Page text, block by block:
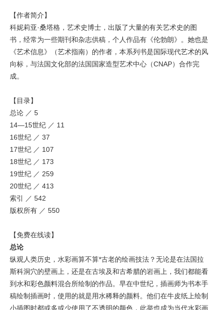
【作者简介】
科妮莉亚·桑塔格，艺术史博士，出版了大量的有关艺术史的图
书，经常为一些期刊和杂志供稿，个人作品有《伦勃朗》。她也是
《艺术信息》（艺术指南）的作者，本系列书是国际现代艺术的风
向标，与法国文化部的法国国家造型艺术中心（CNAP）合作完
成。
【目录】
总论 ／ 5
14—15世纪 ／ 11
16世纪 ／ 37
17世纪 ／ 107
18世纪 ／ 173
19世纪 ／ 259
20世纪 ／ 413
索引 ／ 542
版权所有 ／ 550
【免费在线读】
总论
纵观人类历史，水彩画算不算*古老的绘画技法？无论是在法国拉
斯科洞穴的壁画上，还是在古埃及和古希腊的岩画上，我们都能看
到水和彩色颜料混合所绘制的作品。早在中世纪，插画师为书本手
稿绘制插画时，使用的就是用水稀释的颜料。他们在牛皮纸上绘制
小插图时都或多或少使用了不透明的颜色，此举也成为当代水彩画